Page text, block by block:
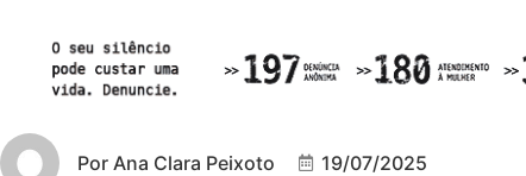
Por Ana Clara Peixoto 19/07/2025